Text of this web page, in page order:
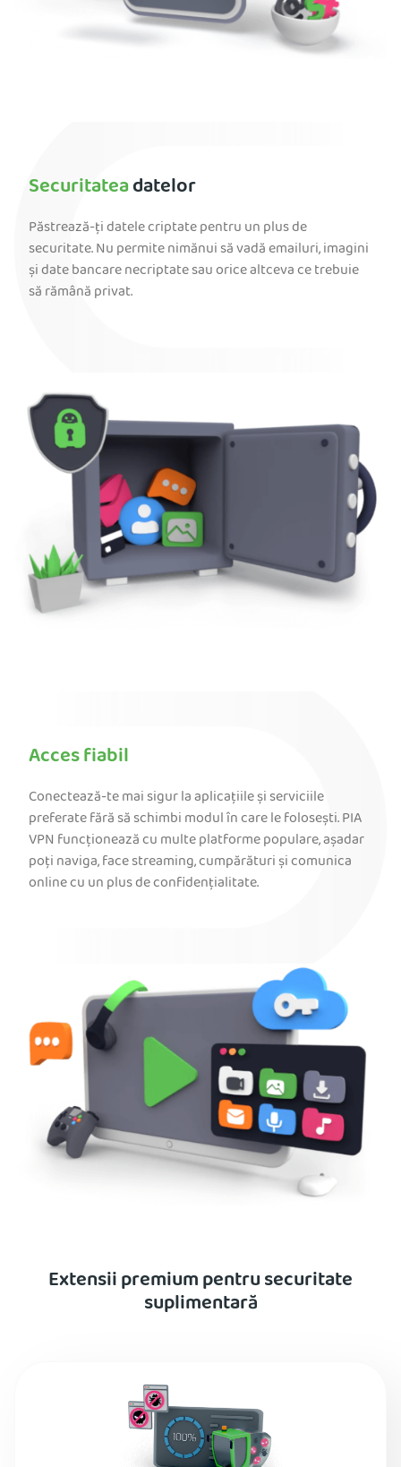
Securitateadatelor
Păstrează-ți datele criptate pentru un plus de
securitate. Nu permite nimănui să vadă emailuri, imagini
și date bancare necriptate sau orice altceva ce trebuie
să rămână privat.
Acces fiabil
Conectează-te mai sigur la aplicațiile și serviciile
preferate fără să schimbi modul în care le folosești. PIA
VPN funcționează cu multe platforme populare, așadar
poți naviga, face streaming, cumpărături și comunica
online cu un plus de confidențialitate.
Extensii premium pentru securitate
suplimentară